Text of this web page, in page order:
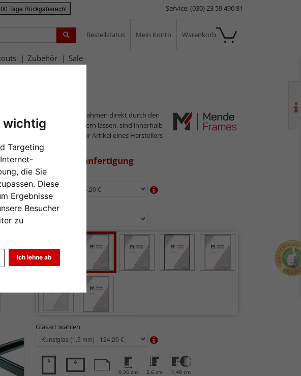
wichtig
Targeting
die Sie
Diese
Ergebnisse
Besucher
zu
Ich lehne ab
Tage Rückgaberecht Service: (030) 23 59 490 81
Bestellstatus Mein Konto Warenkorb
Zubehör Sale
Da wir die Bilderrahmen direkt durch den
Hersteller ausliefern lassen, sind innerhalb
eines Auftrags nur Artikel eines Herstellers
möglich.
zur Maßanfertigung
Format wählen:
Farbe wählen:
Glasart wählen:
0,95 cm 2,6 cm 1,48 cm